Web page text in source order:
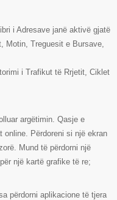
i Adresave janë aktivë gjatë
Motin, Treguesit e Bursave,
i Trafikut të Rrjetit, Ciklet
argëtimin. Qasje e
online. Përdoreni si një ekran
Mund të përdorni një
një kartë grafike të re;
përdorni aplikacione të tjera